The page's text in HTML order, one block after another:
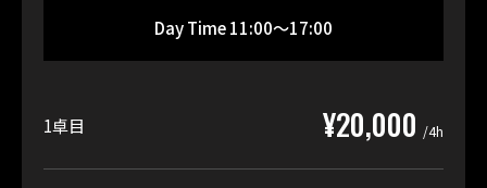
Day Time 11:00〜17:00
1卓目 ¥20,000 /4h